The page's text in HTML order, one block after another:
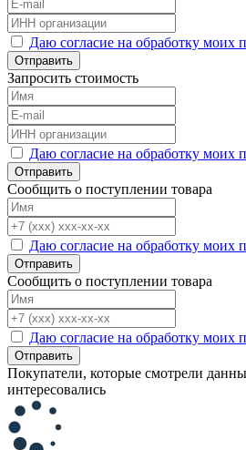
Даю согласие на обработку моих
Отправить
Запросить стоимость
Даю согласие на обработку моих
Отправить
Сообщить о поступлении товара
Даю согласие на обработку моих
Отправить
Сообщить о поступлении товара
Даю согласие на обработку моих
Отправить
Покупатели, которые смотрели
интересовались